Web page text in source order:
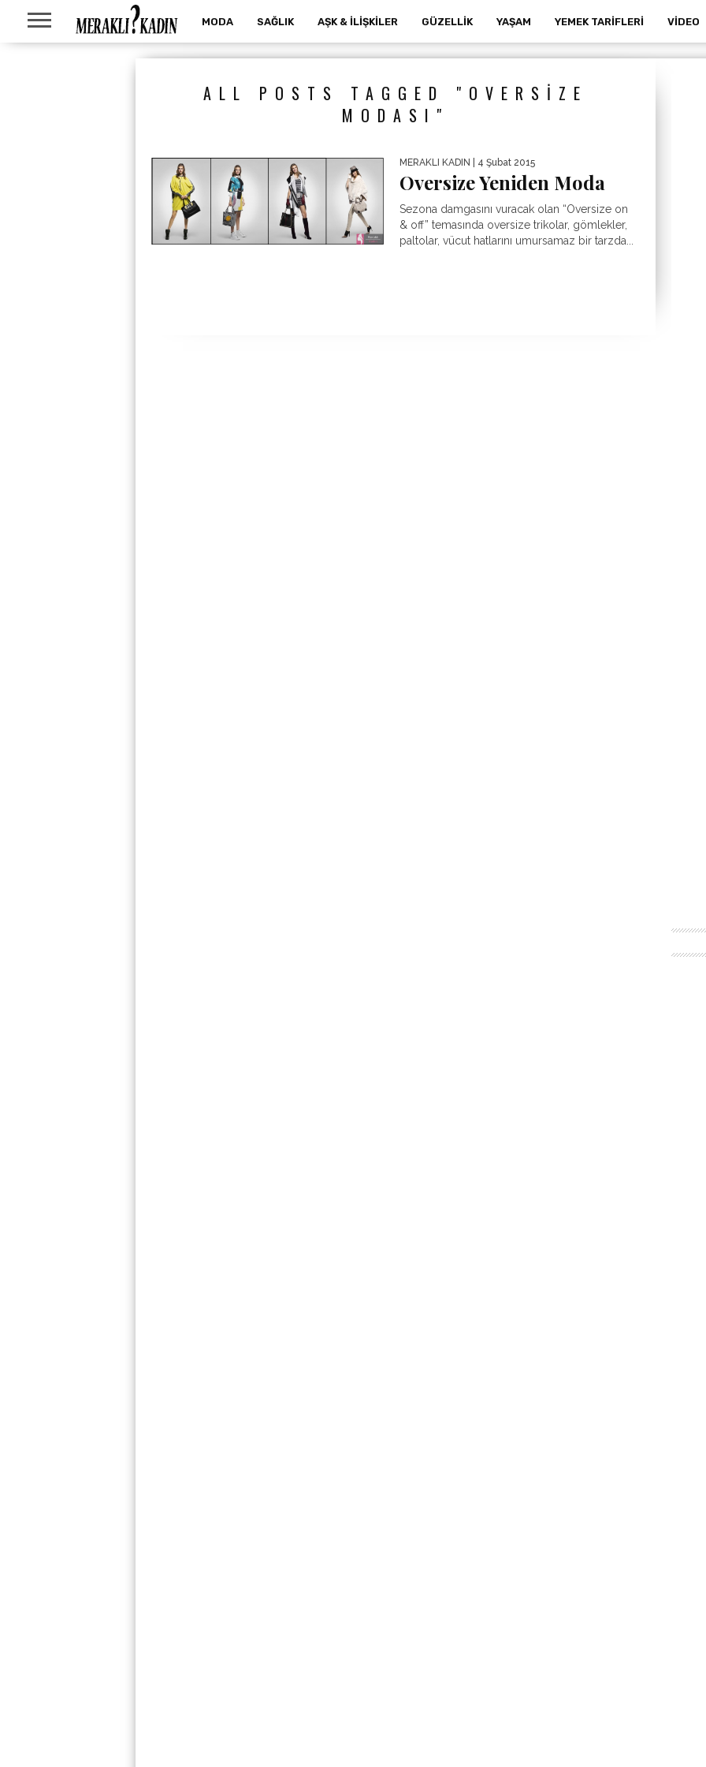
MODA SAĞLIK AŞK & İLIŞKILER GÜZELLIK YAŞAM YEMEK TARIFLERI VIDEO
ALL POSTS TAGGED "OVERSIZE
MODASI"
MERAKLI KADIN | 4 Şubat 2015
Oversize Yeniden Moda
Sezona damgasını vuracak olan “Oversize on
& off” temasında oversize trikolar, gömlekler,
paltolar, vücut hatlarını umursamaz bir tarzda...